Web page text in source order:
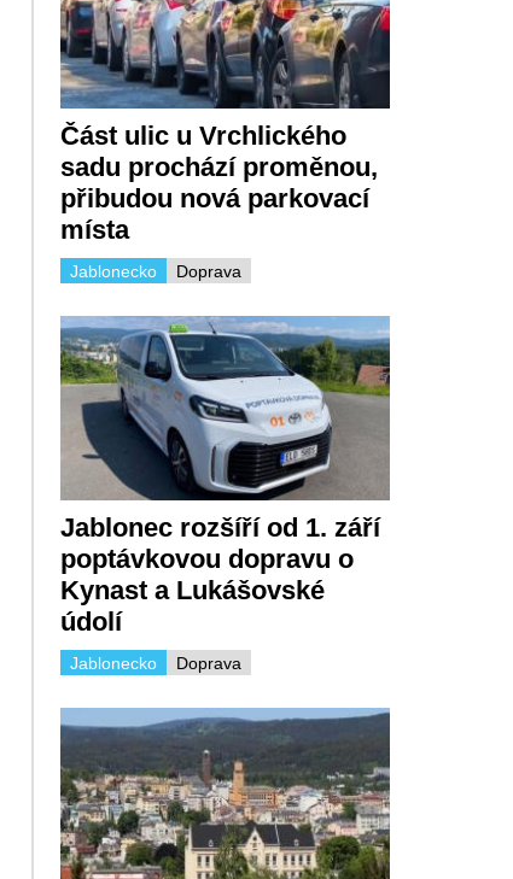
Část ulic u Vrchlického
sadu prochází proměnou,
přibudou nová parkovací
místa
Doprava
Jablonecko
Jablonec rozšíří od 1. září
poptávkovou dopravu o
Kynast a Lukášovské
údolí
Doprava
Jablonecko